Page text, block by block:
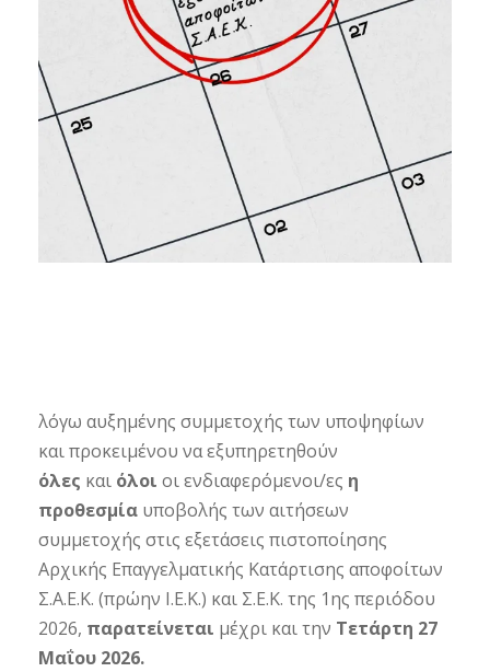
λόγω αυξημένης συμμετοχής των υποψηφίων
και προκειμένου να εξυπηρετηθούν
όλες και όλοι οι ενδιαφερόμενοι/ες η
προθεσμία υποβολής των αιτήσεων
συμμετοχής στις εξετάσεις πιστοποίησης
Αρχικής Επαγγελματικής Κατάρτισης αποφοίτων
Σ.Α.Ε.Κ. (πρώην Ι.Ε.Κ.) και Σ.Ε.Κ. της 1ης περιόδου
2026, παρατείνεται μέχρι και την Τετάρτη 27
Μαΐου 2026.